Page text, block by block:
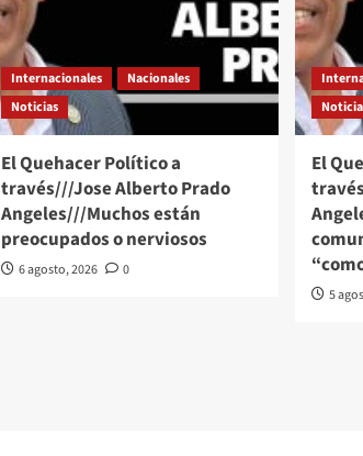
Internacionales
Nacionales
Noticias
El Quehacer Político a
través///Jose Alberto Prado
Angeles///Muchos están
preocupados o nerviosos
6 agosto, 2026 0
El
5